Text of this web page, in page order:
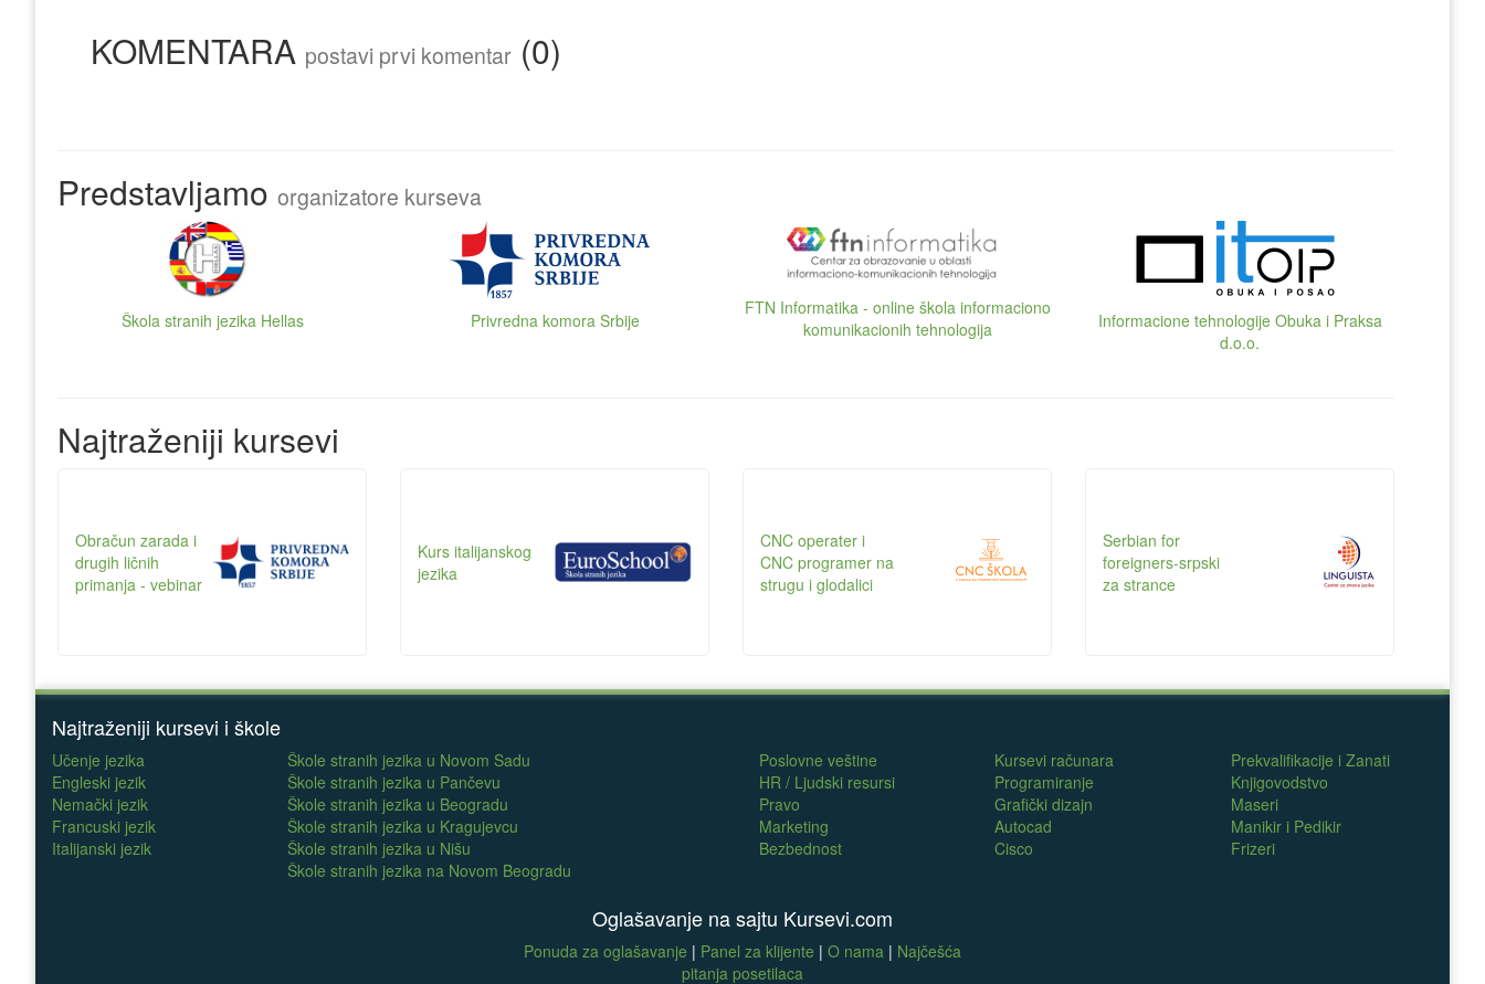
KOMENTARA postavi prvi komentar (0)
Predstavljamo organizatore kurseva
Škola stranih jezika Hellas Privredna komora Srbije
FTN Informatika - online škola informaciono
komunikacionih tehnologija
Informacione tehnologije Obuka i Praksa
d.o.o.
Najtraženiji kursevi
Obračun zarada i
drugih ličnih
primanja - vebinar
Kurs italijanskog
jezika
CNC operater i
CNC programer na
strugu i glodalici
Serbian for
foreigners-srpski
za strance
Najtraženiji kursevi i škole
Učenje jezika
Engleski jezik
Nemački jezik
Francuski jezik
Italijanski jezik
Škole stranih jezika u Novom Sadu
Škole stranih jezika u Pančevu
Škole stranih jezika u Beogradu
Škole stranih jezika u Kragujevcu
Škole stranih jezika u Nišu
Škole stranih jezika na Novom Beogradu
Poslovne veštine
HR / Ljudski resursi
Pravo
Marketing
Bezbednost
Kursevi računara
Programiranje
Grafički dizajn
Autocad
Cisco
Prekvalifikacije i Zanati
Knjigovodstvo
Maseri
Manikir i Pedikir
Frizeri
Oglašavanje na sajtu Kursevi.com
Ponuda za oglašavanje | Panel za klijente | O nama| Najčešća
pitanja posetilaca